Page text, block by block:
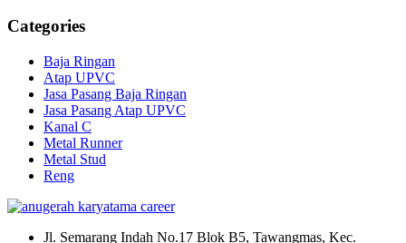
Categories
Baja Ringan
Atap UPVC
Jasa Pasang Baja Ringan
Jasa Pasang Atap UPVC
Kanal C
Metal Runner
Metal Stud
Reng
Jl. Semarang Indah No.17 Blok B5, Tawangmas, Kec.